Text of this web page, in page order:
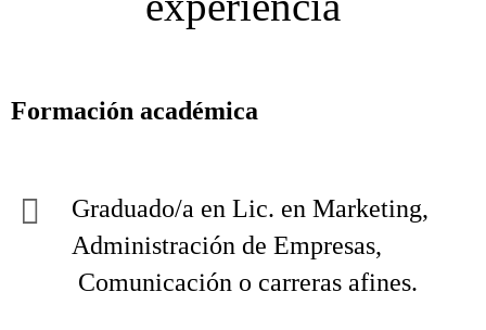
Formación académica
Graduado/a en Lic. en Marketing,
Administración de Empresas,
Comunicación o carreras afines.